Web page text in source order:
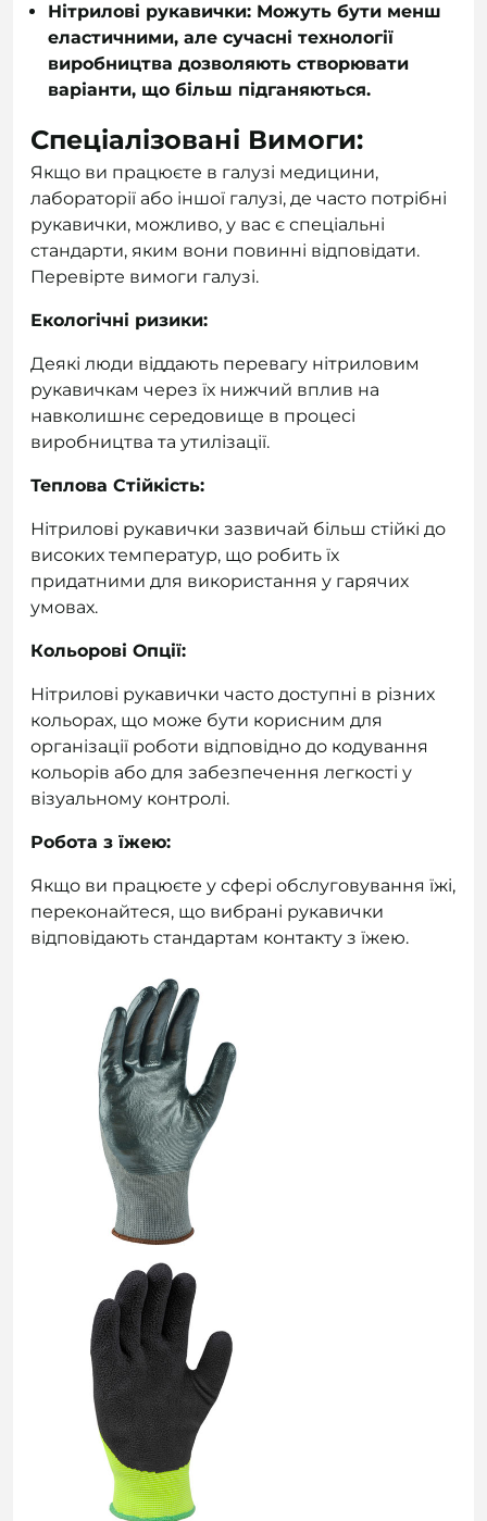
Нітрилові рукавички: Можуть бути менш
еластичними, але сучасні технології
виробництва дозволяють створювати
варіанти, що більш підганяються.
Спеціалізовані Вимоги:
Якщо ви працюєте в галузі медицини,
лабораторії або іншої галузі, де часто потрібні
рукавички, можливо, у вас є спеціальні
стандарти, яким вони повинні відповідати.
Перевірте вимоги галузі.
Екологічні ризики:
Деякі люди віддають перевагу нітриловим
рукавичкам через їх нижчий вплив на
навколишнє середовище в процесі
виробництва та утилізації.
Теплова Стійкість:
Нітрилові рукавички зазвичай більш стійкі до
високих температур, що робить їх
придатними для використання у гарячих
умовах.
Кольорові Опції:
Нітрилові рукавички часто доступні в різних
кольорах, що може бути корисним для
організації роботи відповідно до кодування
кольорів або для забезпечення легкості у
візуальному контролі.
Робота з їжею:
Якщо ви працюєте у сфері обслуговування їжі,
переконайтеся, що вибрані рукавички
відповідають стандартам контакту з їжею.